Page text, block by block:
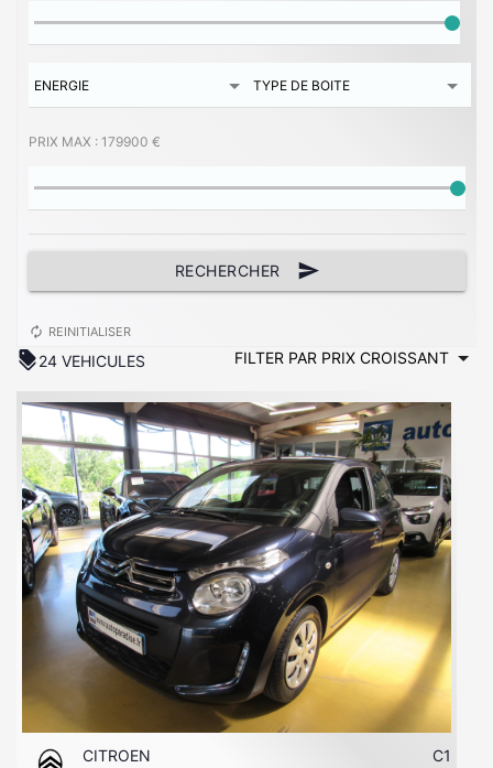
PRIX MAX : 179900 €
RECHERCHER send
autorenew REINITIALISER
discount24 VEHICULES
CITROEN
C1